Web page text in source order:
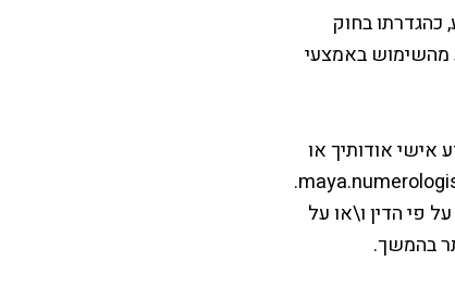
כהגדרתו בחוק
מהשימוש באמצעי
אישי אודותיך או
את כל הפרטים שנאספו אודותיך, תהיה לך הזכות לפנות אלינו באמצעות מייל maya.numerologist@gmail.com.
פי הדין ו\או על
בהמשך.